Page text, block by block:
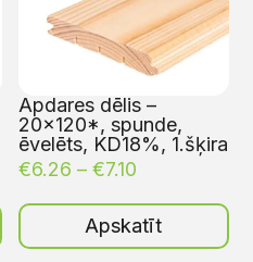
Apdares dēlis –
20×120*, spunde,
ēvelēts, KD18%, 1.šķira
€6.26 – €7.10
Apskatīt